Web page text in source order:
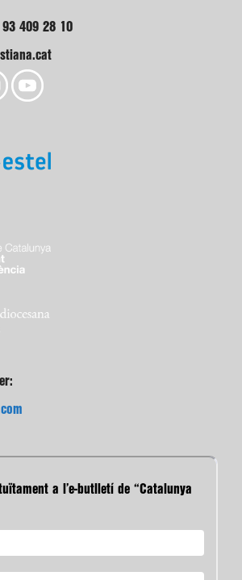
409 28 10
a l’e-butlletí de “Catalunya